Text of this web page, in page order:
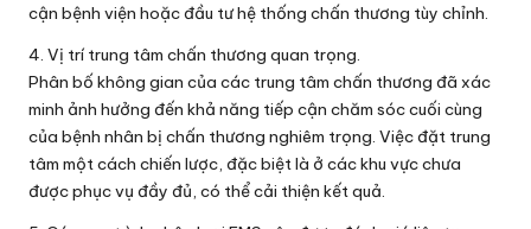
cận bệnh viện hoặc đầu tư hệ thống chấn thương tùy chỉnh.
4. Vị trí trung tâm chấn thương quan trọng.
Phân bố không gian của các trung tâm chấn thương đã xác
minh ảnh hưởng đến khả năng tiếp cận chăm sóc cuối cùng
của bệnh nhân bị chấn thương nghiêm trọng. Việc đặt trung
tâm một cách chiến lược, đặc biệt là ở các khu vực chưa
được phục vụ đầy đủ, có thể cải thiện kết quả.